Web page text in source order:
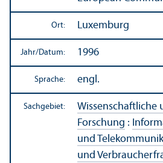
Ort: Luxemburg
Jahr/Datum: 1996
Sprache: engl.
Sachgebiet:
Wissenschaft­liche
Forschung :
und
und